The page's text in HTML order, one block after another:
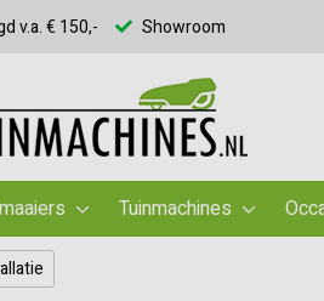
v.a. € 150,- Showroom
Tuinmachines